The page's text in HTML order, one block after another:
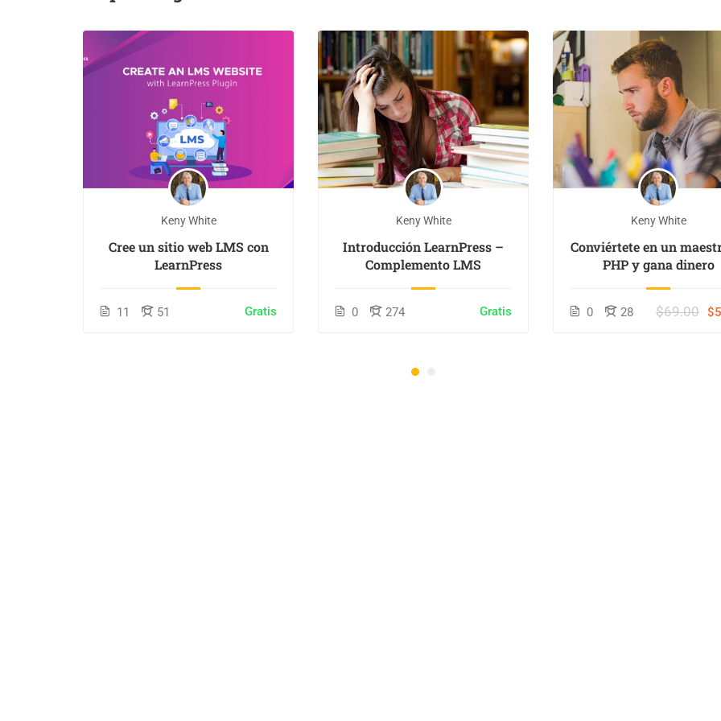
Keny White
Cree un sitio web LMS con
LearnPress
11 51 Gratis
Keny White
Introducción LearnPress –
Complemento LMS
0 274 Gratis
Keny White
Conviértete en un
PHP y gana dinero
0 28 $69.00